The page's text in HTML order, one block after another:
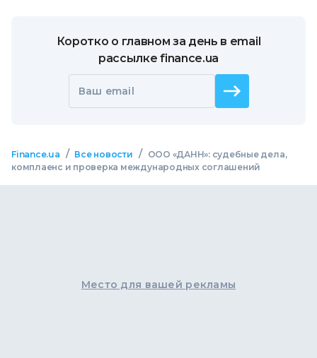
Коротко о главном за день в email
рассылке finance.ua
Ваш email
Finance.ua / Все новости /
ООО «ДАНН»: судебные дела,
комплаенс и проверка международных соглашений
Место для вашей рекламы